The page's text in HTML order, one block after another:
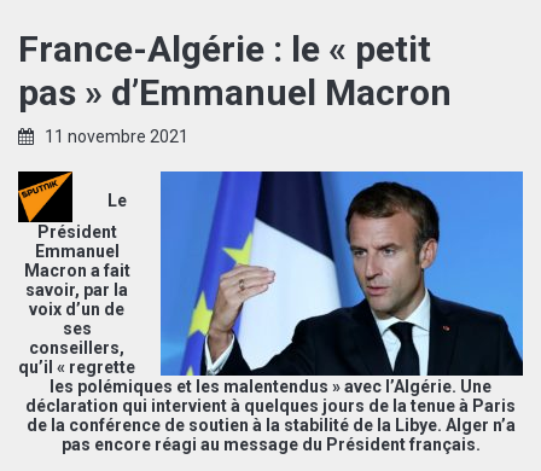
France-Algérie : le « petit
pas » d’Emmanuel Macron
11 novembre 2021
Le
Président
Emmanuel
Macron a fait
savoir, par la
voix d’un de
ses
conseillers,
qu’il « regrette
les polémiques et les malentendus » avec l’Algérie. Une
déclaration qui intervient à quelques jours de la tenue à Paris
de la conférence de soutien à la stabilité de la Libye. Alger n’a
pas encore réagi au message du Président français.